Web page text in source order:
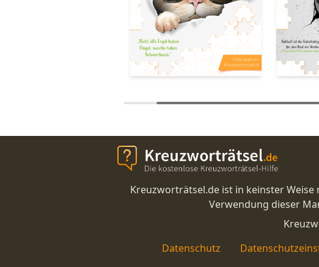
Kreuzworträtsel.de ist in keinster
Verwendung dieser
Datenschutz